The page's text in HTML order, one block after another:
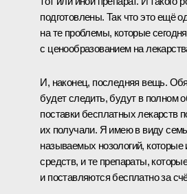
подготовлены. Так что это ещё
на те проблемы, которые
с ценообразованием на
И, наконец, последняя вещь.
будет следить, будут в полном
поставки бесплатных лекарств
их получали. Я имею в виду
называемых нозологий,
средств, и те препараты,
и поставляются бесплатно за